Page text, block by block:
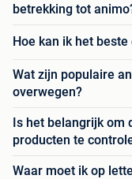
betrekking tot
Hoe kan ik het
Wat zijn populaire
overwegen?
Is het belangrijk om
producten te
Waar moet ik op